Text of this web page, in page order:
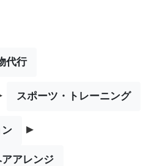
代行
スポーツ・トレーニング
▸
アレンジ